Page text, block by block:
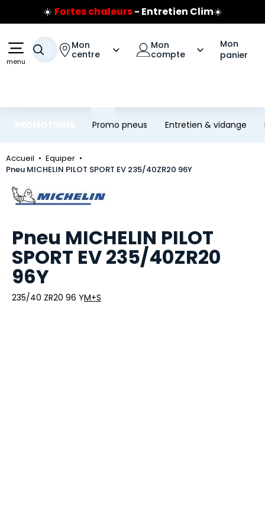
Aller au contenu principal
Aller à la navigation
☀️ Fortes chaleurs- Entretien Clim☀️
Prix coûtant pneus Bridgestone
🔥
Jusqu'à 120€ remboursés
sur les pneus Bridgestone
menu
Votre recherche
Mon
centre
Mon
compte
Mon
panier
Promo pneus Entretien & vidange
Accueil
Equiper
Pneu MICHELIN PILOT SPORT EV 235/40ZR20 96Y
Marque
Pneu MICHELIN PILOT
SPORT EV 235/40ZR20
96Y
235/40 ZR20 96 YM+S